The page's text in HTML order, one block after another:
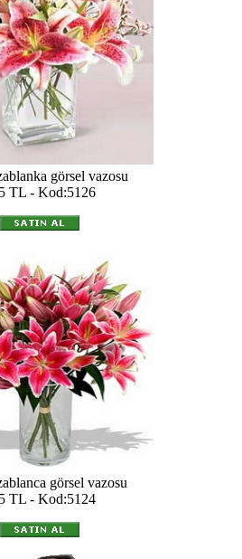
görsel vazosu
TL - Kod:5126
görsel vazosu
TL - Kod:5124